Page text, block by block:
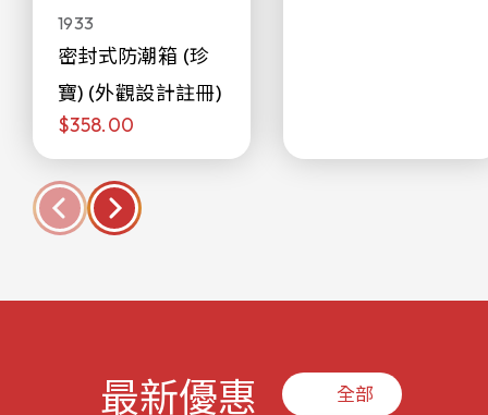
1933
密封式防潮箱 (珍
寶) (外觀設計註冊)
$358.00
最新優惠 全部